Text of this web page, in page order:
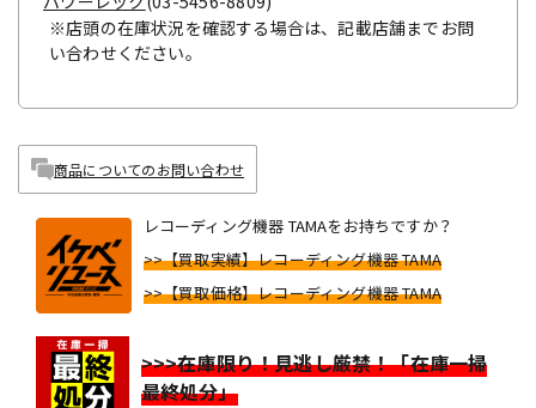
※店頭の在庫状況を確認する場合は、記載店舗までお問
い合わせください。
商品についてのお問い合わせ
レコーディング機器 TAMAをお持ちですか？
>>【買取実績】レコーディング機器 TAMA
>>【買取価格】レコーディング機器 TAMA
>>>在庫限り！見逃し厳禁！「在庫一掃
最終処分」